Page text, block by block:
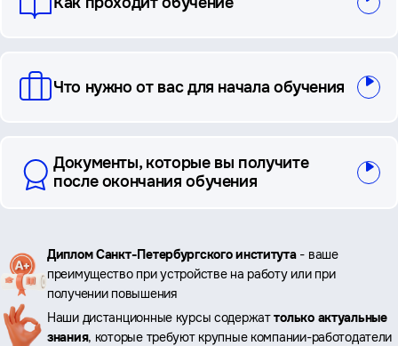
Что нужно от вас для начала обучения
Документы, которые вы получите
после окончания обучения
Ключевые
преимущества
Диплом Санкт-Петербургского института- ваше
преимущество при устройстве на работу или при
получении повышения
Наши дистанционные курсы содержаттолько актуальные
знания, которые требуют крупные компании-работодатели